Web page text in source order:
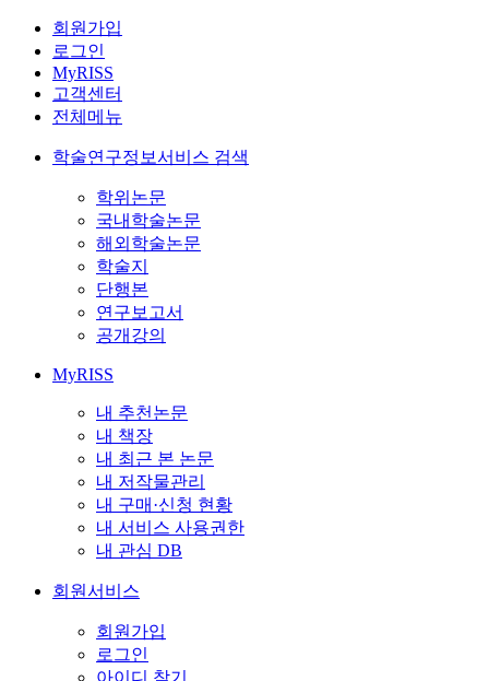
회원가입
로그인
MyRISS
고객센터
전체메뉴
학술연구정보서비스 검색
학위논문
국내학술논문
해외학술논문
학술지
단행본
연구보고서
공개강의
MyRISS
내 추천논문
내 책장
내 최근 본 논문
내 저작물관리
내 구매·신청 현황
내 서비스 사용권한
내 관심 DB
회원서비스
회원가입
로그인
아이디 찾기